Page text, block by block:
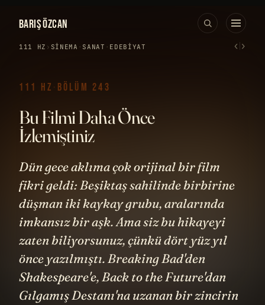
BARIŞ ÖZCAN
111 HZ › SINEMA · SANAT · EDEBIYAT ‹›
111 HZ · BÖLÜM 243
Bu Filmi Daha Önce
İzlemiştiniz
Dün gece aklıma çok orijinal bir film
fikri geldi: Beşiktaş sahilinde birbirine
düşman iki kaykay grubu, aralarında
imkansız bir aşk. Ama siz bu hikayeyi
zaten biliyorsunuz, çünkü dört yüz yıl
önce yazılmıştı. Breaking Bad'den
Shakespeare'e, Back to the Future'dan
Gılgamış Destanı'na uzanan bir zincirin